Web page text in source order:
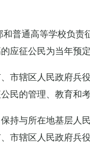
普通高等学校负
应征公民为当年预
市辖区人民政府兵
民的管理、教育和
持与所在地基层人
市辖区人民政府兵